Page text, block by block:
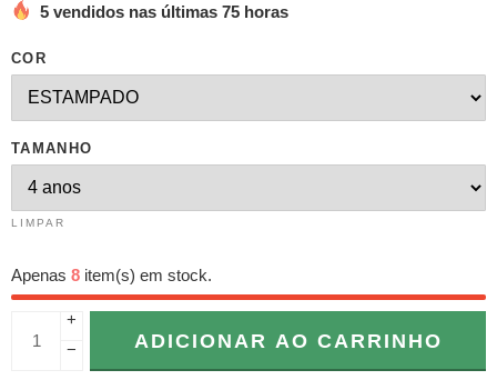
5 vendidos nas últimas 75 horas
COR
TAMANHO
LIMPAR
Apenas 8 item(s) em stock.
+
−
ADICIONAR AO CARRINHO